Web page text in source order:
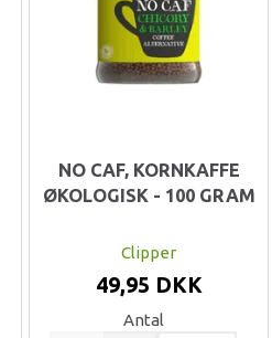
NO CAF, KORNKAFFE
ØKOLOGISK - 100 GRAM
Clipper
49,95 DKK
Antal